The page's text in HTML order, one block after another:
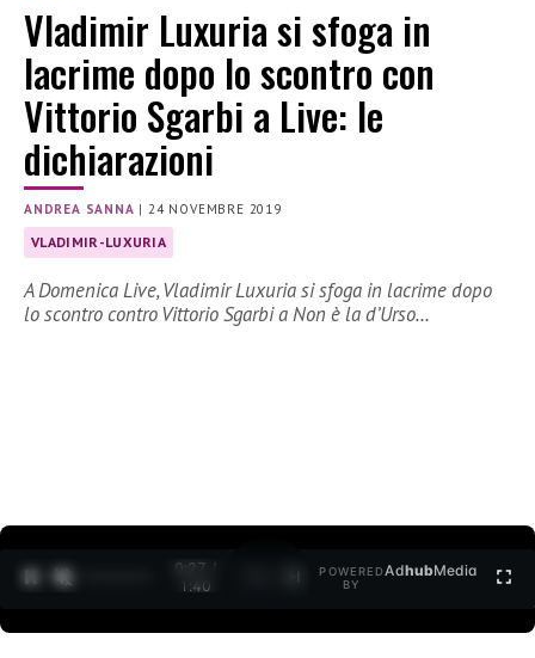
Vladimir Luxuria si sfoga in
lacrime dopo lo scontro con
Vittorio Sgarbi a Live: le
dichiarazioni
ANDREA SANNA |24 NOVEMBRE 2019
VLADIMIR-LUXURIA
A Domenica Live, Vladimir Luxuria si sfoga in lacrime dopo
lo scontro contro Vittorio Sgarbi a Non è la d’Urso…
0:27 /
1:40
POWERED
BY
AdhubMedia